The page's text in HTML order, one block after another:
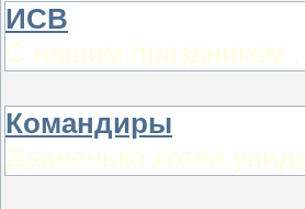
ИСВ
С нашим праздником
Командиры
Давненько хотел